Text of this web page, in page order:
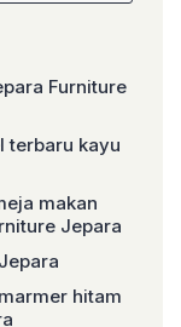
Furniture
terbaru kayu
makan
Jepara
hitam